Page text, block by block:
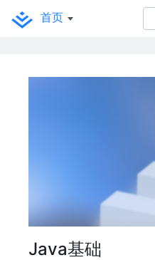
首页
Java基础